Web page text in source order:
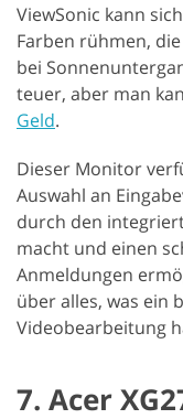
ViewSonic kann
Farben rühmen,
bei
teuer, aber man
Geld.
Dieser Monitor
Auswahl an
durch den
macht und einen
Anmeldungen
über alles, was ein
Videobearbeitung
7. Acer